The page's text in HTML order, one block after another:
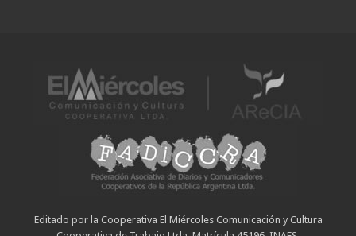
Editado por la Cooperativa El Miércoles Comunicación y Cultura